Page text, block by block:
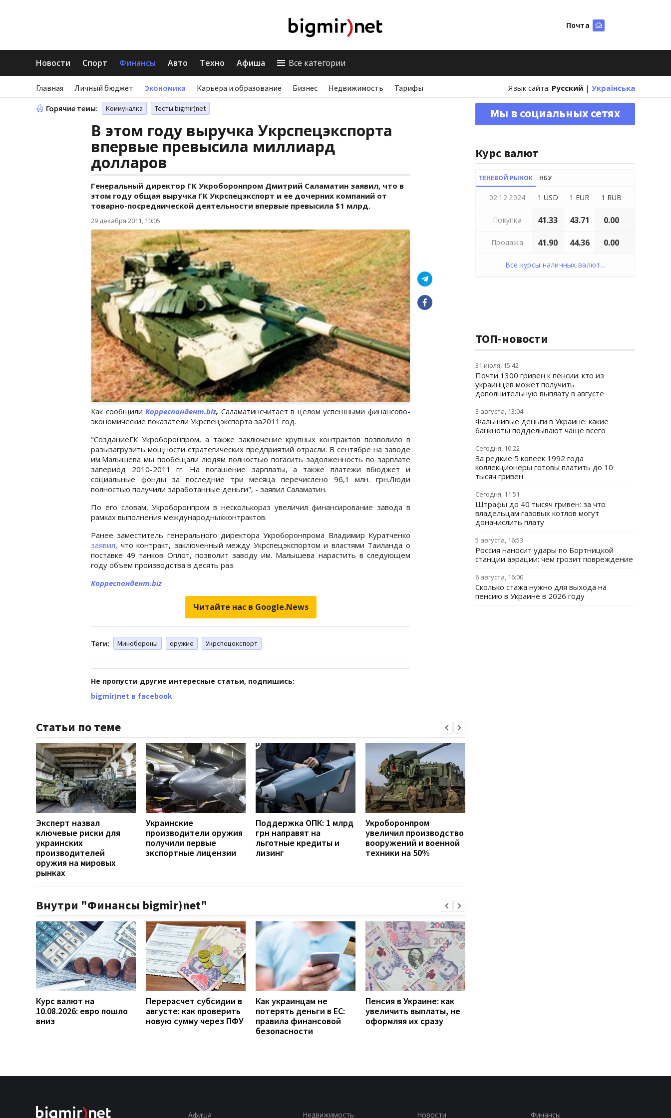
Почта
Новости Спорт Финансы Авто Техно Афиша Все категории
Главная Личный бюджет Экономика Карьера и образование Бизнес Недвижимость Тарифы Язык сайта: Русский | Українська
Горячие темы: Коммуналка Тесты bigmir)net
В этом году выручка Укрспецэкспорта
впервые превысила миллиард
долларов
Генеральный директор ГК Укроборонпром Дмитрий Саламатин заявил, что в
этом году общая выручка ГК Укрспецэкспорт и ее дочерних компаний от
товарно-посреднической деятельности впервые превысила $1 млрд.
29 декабря 2011, 10:05
Как сообщилиКорреспондент.biz, Саламатинсчитает в целом успешными финансово-
экономические показатели Укрспецэкспорта за2011 год.
"СозданиеГК Укроборонпром, а также заключение крупных контрактов позволило в
разызагрузить мощности стратегических предприятий отрасли. В сентябре на заводе
им.Малышева мы пообещали людям полностью погасить задолженность по зарплате
запериод 2010-2011 гг. На погашение зарплаты, а также платежи вбюджет и
социальные фонды за последние три месяца перечислено 96,1 млн. грн.Люди
полностью получили заработанные деньги", - заявил Саламатин.
По его словам, Укроборонпром в несколькораз увеличил финансирование завода в
рамках выполнения международныхконтрактов.
Ранее заместитель генерального директора Укроборонпрома Владимир Куратченко
заявил, что контракт, заключенный между Укрспецэкспортом и властями Таиланда о
поставке 49 танков Оплот, позволит заводу им. Малышева нарастить в следующем
году объем производства в десять раз.
Корреспондент.biz
Читайте нас в Google.News
Теги: Минобороны оружие Укрспецекспорт
Не пропусти другие интересные статьи, подпишись:
bigmir)net в facebook
Статьи по теме
Эксперт назвал
ключевые риски для
украинских
производителей
оружия на мировых
рынках
Украинские
производители оружия
получили первые
экспортные лицензии
Поддержка ОПК: 1 млрд
грн направят на
льготные кредиты и
лизинг
Укроборонпром
увеличил производство
вооружений и военной
техники на 50%
Внутри "Финансы bigmir)net"
Курс валют на
10.08.2026: евро пошло
вниз
Перерасчет субсидии в
августе: как проверить
новую сумму через ПФУ
Как украинцам не
потерять деньги в ЕС:
правила финансовой
безопасности
Пенсия в Украине: как
увеличить выплаты, не
оформляя их сразу
Мы в социальных сетях
Курс валют
ТЕНЕВОЙ РЫНОК НБУ
02.12.2024 1 USD 1 EUR 1 RUB
Покупка 41.33 43.71 0.00
Продажа 41.90 44.36 0.00
Все курсы наличных валют...
ТОП-новости
31 июля, 15:42
Почти 1300 гривен к пенсии: кто из
украинцев может получить
дополнительную выплату в августе
3 августа, 13:04
Фальшивые деньги в Украине: какие
банкноты подделывают чаще всего
Сегодня, 10:22
За редкие 5 копеек 1992 года
коллекционеры готовы платить до 10
тысяч гривен
Сегодня, 11:51
Штрафы до 40 тысяч гривен: за что
владельцам газовых котлов могут
доначислить плату
5 августа, 16:53
Россия наносит удары по Бортницкой
станции аэрации: чем грозит повреждение
6 августа, 16:00
Сколько стажа нужно для выхода на
пенсию в Украине в 2026 году
Афиша Недвижимость Новости Финансы